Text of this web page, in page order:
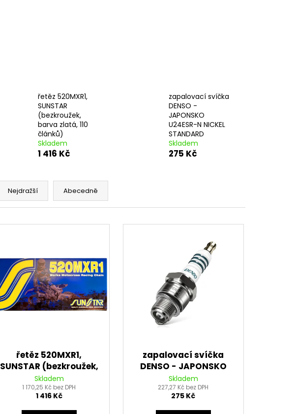
řetěz 520MXR1,
SUNSTAR
(bezkroužek,
barva zlatá, 110
článků)
Skladem
1 416 Kč
zapalovací svíčka
DENSO -
JAPONSKO
U24ESR-N NICKEL
STANDARD
Skladem
275 Kč
Nejdražší Abecedně
řetěz 520MXR1,
SUNSTAR (bezkroužek,
barva zlatá, 110 článků)
Skladem
1 170,25 Kč bez DPH
1 416 Kč
zapalovací svíčka
DENSO - JAPONSKO
U24ESR-N NICKEL
STANDARD
Skladem
227,27 Kč bez DPH
275 Kč